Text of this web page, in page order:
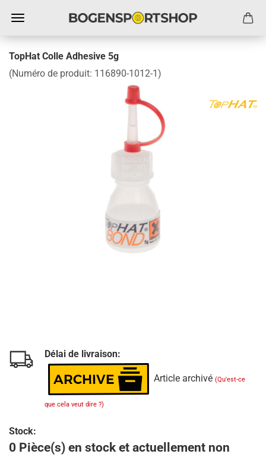
TopHat Colle Adhesive 5g
(Numéro de produit: 116890-1012-1)
Délai de livraison:
Article archivé (Qu'est-ce
que cela veut dire ?)
Stock:
0 Pièce(s) en stock et actuellement non